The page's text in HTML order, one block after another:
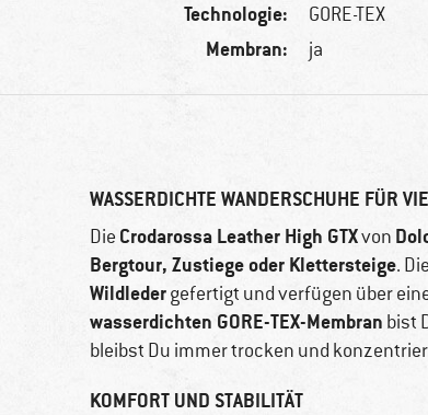
Technologie: GORE-TEX
Membran: ja
WASSERDICHTE WANDERSCHUHE FÜR
Die Crodarossa Leather High GTXvon
Bergtour, Zustiege oder Klettersteige.
Wildledergefertigt und verfügen über
wasserdichten GORE-TEX-Membran bist
bleibst Du immer trocken und
KOMFORT UND STABILITÄT